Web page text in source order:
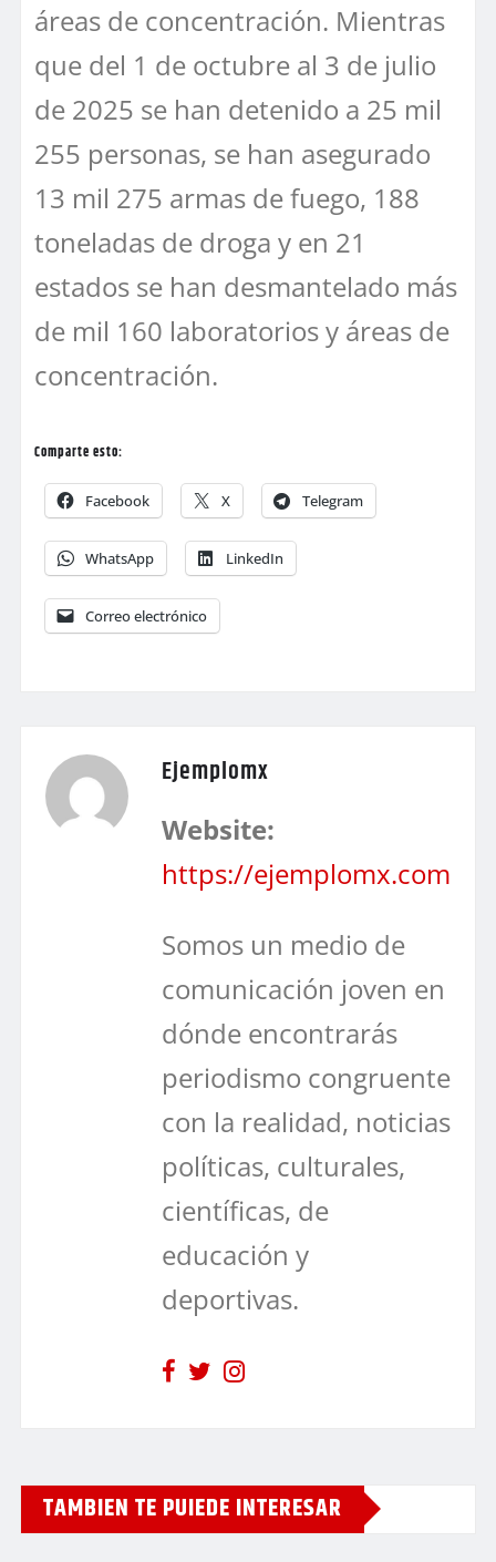
áreas de concentración. Mientras
que del 1 de octubre al 3 de julio
de 2025 se han detenido a 25 mil
255 personas, se han asegurado
13 mil 275 armas de fuego, 188
toneladas de droga y en 21
estados se han desmantelado más
de mil 160 laboratorios y áreas de
concentración.
Comparte esto:
Facebook X Telegram
WhatsApp LinkedIn
Correo electrónico
Ejemplomx
Website:
https://ejemplomx.com
Somos un medio de
comunicación joven en
dónde encontrarás
periodismo congruente
con la realidad, noticias
políticas, culturales,
científicas, de
educación y
deportivas.
TAMBIEN TE PUIEDE INTERESAR